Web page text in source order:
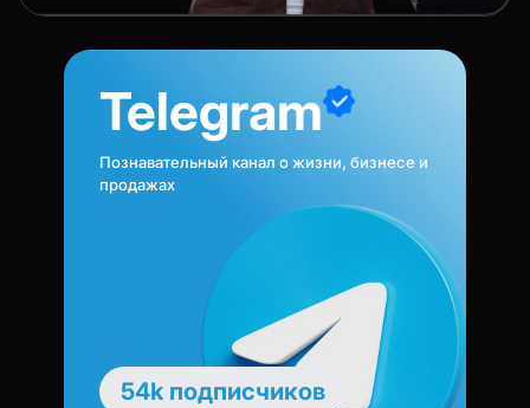
Telegram
Познавательный канал о жизни, бизнесе и
продажах
54k подписчиков